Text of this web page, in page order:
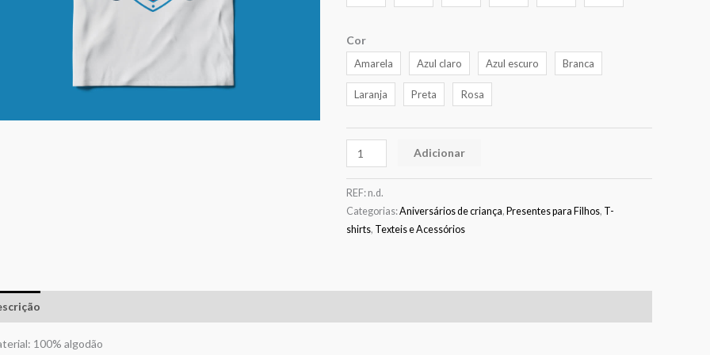
Cor
Amarela Azul claro Azul escuro Branca
Laranja Preta Rosa
Adicionar
REF: n.d.
Categorias:Aniversários de criança, Presentes para Filhos, T-
shirts, Texteis e Acessórios
100% algodão